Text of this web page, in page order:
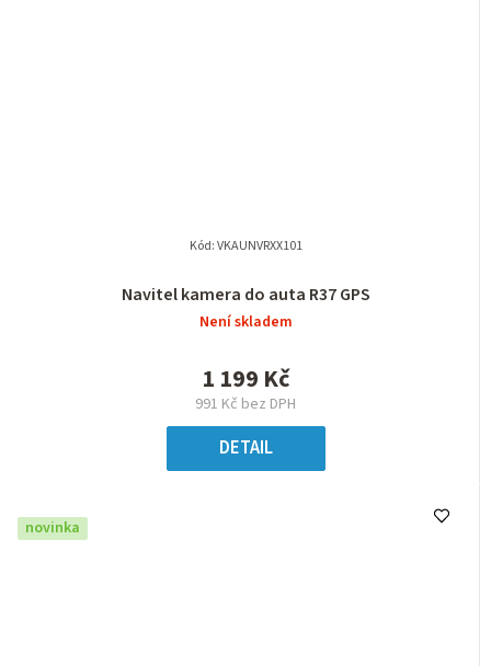
Navitel kamera do auta R37 GPS
Není skladem
991 Kč bez DPH
1 199 Kč
DETAIL
Kód:VKAUNVRXX101
novinka